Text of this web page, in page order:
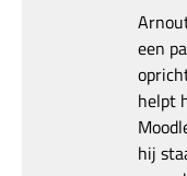
een
helpt
hij